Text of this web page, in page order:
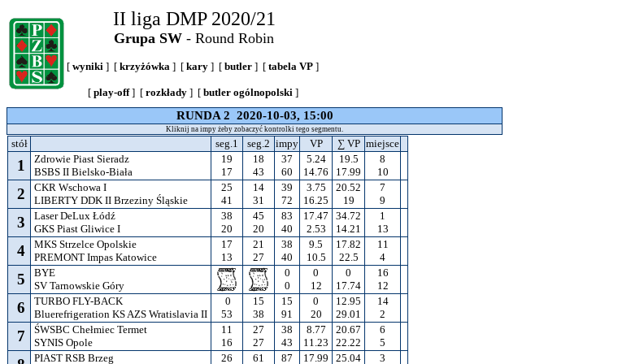
II liga DMP 2020/21
Grupa SW - Round Robin
[ wyniki ] [ krzyżówka ] [ kary ] [ butler ] [ tabela VP ]
[play-off] [rozkłady ] [butler ogólnopolski ]
RUNDA 2 2020-10-03, 15:00
Kliknij na impy żeby zobaczyć kontrolki tego segmentu.
stół seg.1 seg.2 impy VP ∑ VP miejsce
1
Zdrowie Piast Sieradz
BSBS II Bielsko-Biała
19
17
18
43
37
60
5.24
14.76
19.5
17.99
8
10
2
CKR Wschowa I
LIBERTY DDK II Brzeziny Śląskie
25
41
14
31
39
72
3.75
16.25
20.52
19
7
9
3
Laser DeLux Łódź
GKS Piast Gliwice I
38
20
45
20
83
40
17.47
2.53
34.72
14.21
1
13
4
MKS Strzelce Opolskie
PREMONT Impas Katowice
17
13
21
27
38
40
9.5
10.5
17.82
22.5
11
4
5
BYE
SV Tarnowskie Góry
0
0
0
12
0
17.74
16
12
6
TURBO FLY-BACK
Bluerefrigeration KS AZS Wratislavia II
0
53
15
38
15
91
0
20
12.95
29.01
14
2
7
ŚWSBC Chełmiec Termet
SYNIS Opole
11
16
27
27
38
43
8.77
11.23
20.67
22.22
6
5
PIAST RSB Brzeg
26
61
87
17.99
25.04
3